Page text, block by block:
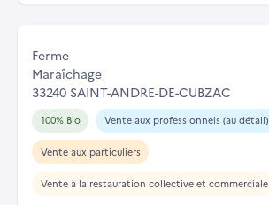
Ferme
Maraîchage
33240 SAINT-ANDRE-DE-CUBZAC
100% Bio Vente aux professionnels (au détail)
Vente aux particuliers
Vente à la restauration collective et commerciale